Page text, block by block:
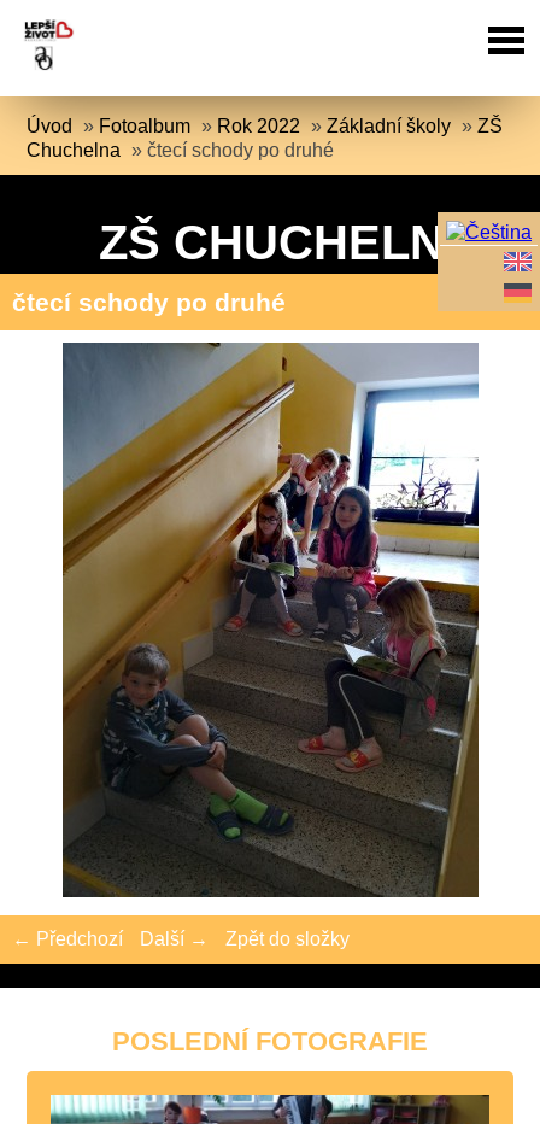
Úvod » Fotoalbum » Rok 2022 »Základní školy »ZŠ
Chuchelna »čtecí schody po druhé
ZŠ CHUCHELNA
čtecí schody po druhé
← Předchozí Další → Zpět do složky
POSLEDNÍ FOTOGRAFIE